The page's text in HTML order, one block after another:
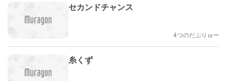
セカンドチャンス
4つのだぶりゅー
糸くず